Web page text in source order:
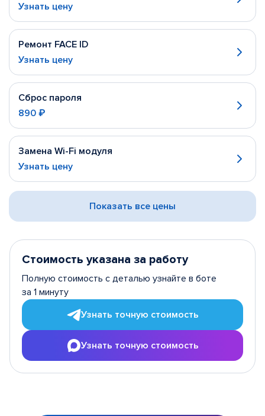
Узнать цену
Ремонт FACE ID
Узнать цену
Сброс пароля
890 ₽
Замена Wi-Fi модуля
Узнать цену
Показать все цены
Стоимость указана за работу
Полную стоимость с деталью узнайте в боте
за 1 минуту
Узнать точную стоимость
Узнать точную стоимость